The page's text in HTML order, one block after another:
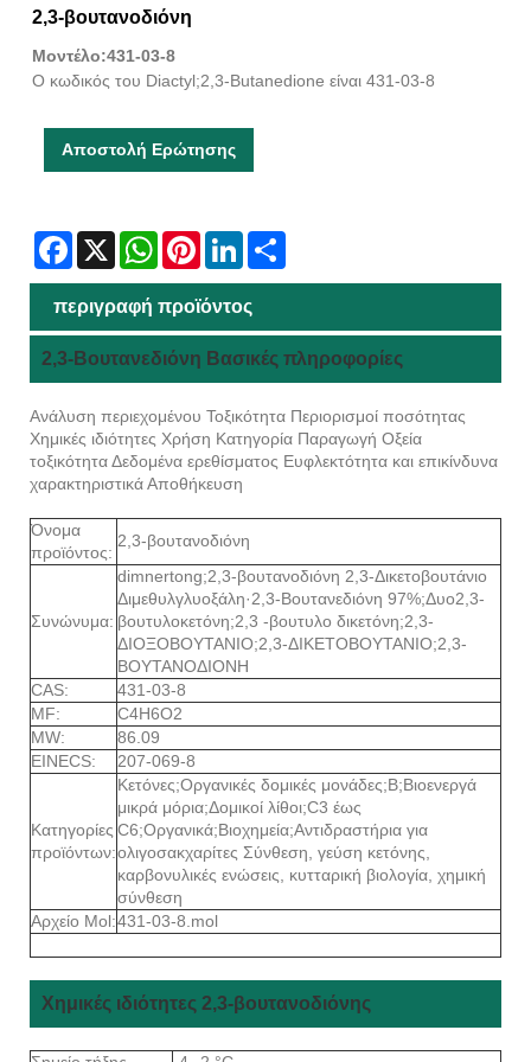
2,3-βουτανοδιόνη
Μοντέλο:431-03-8
Ο κωδικός του Diactyl;2,3-Butanedione είναι 431-03-8
Αποστολή Ερώτησης
Facebook
X WhatsAppPinterestLinkedIn
περιγραφή προϊόντος
2,3-Βουτανεδιόνη Βασικές πληροφορίες
Ανάλυση περιεχομένου Τοξικότητα Περιορισμοί ποσότητας
Χημικές ιδιότητες Χρήση Κατηγορία Παραγωγή Οξεία
τοξικότητα Δεδομένα ερεθίσματος Ευφλεκτότητα και επικίνδυνα
χαρακτηριστικά Αποθήκευση
Όνομα
προϊόντος:
2,3-βουτανοδιόνη
Συνώνυμα:
dimnertong;2,3-βουτανοδιόνη 2,3-Δικετοβουτάνιο
Διμεθυλγλυοξάλη·2,3-Βουτανεδιόνη 97%;Δυο2,3-
βουτυλοκετόνη;2,3 -βουτυλο δικετόνη;2,3-
ΔΙΟΞΟΒΟΥΤΑΝΙΟ;2,3-ΔΙΚΕΤΟΒΟΥΤΑΝΙΟ;2,3-
ΒΟΥΤΑΝΟΔΙΟΝΗ
CAS:
431-03-8
MF:
C4H6O2
MW:
86.09
EINECS:
207-069-8
Κατηγορίες
προϊόντων:
Κετόνες;Οργανικές δομικές μονάδες;Β;Βιοενεργά
μικρά μόρια;Δομικοί λίθοι;C3 έως
C6;Οργανικά;Βιοχημεία;Αντιδραστήρια για
ολιγοσακχαρίτες Σύνθεση, γεύση κετόνης,
καρβονυλικές ενώσεις, κυτταρική βιολογία, χημική
σύνθεση
Αρχείο Mol:431-03-8.mol
Χημικές ιδιότητες 2,3-βουτανοδιόνης